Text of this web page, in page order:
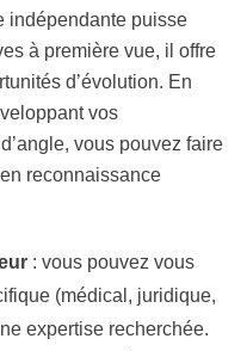
indépendante puisse
à première vue, il offre
d’évolution. En
vos
vous pouvez faire
reconnaissance
: vous pouvez vous
(médical, juridique,
expertise recherchée.